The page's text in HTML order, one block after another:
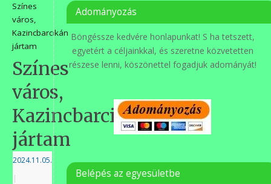
Színes
város,
Kazincbarcikán
jártam
Színes
város,
Kazincbarcikán
jártam
2024.11.05.
|
Adományozás
Böngéssze kedvére honlapunkat! S ha tetszett,
egyetért a céljainkkal, és szeretne közvetetten
részese lenni, köszönettel fogadjuk adományát!
Belépés az egyesületbe